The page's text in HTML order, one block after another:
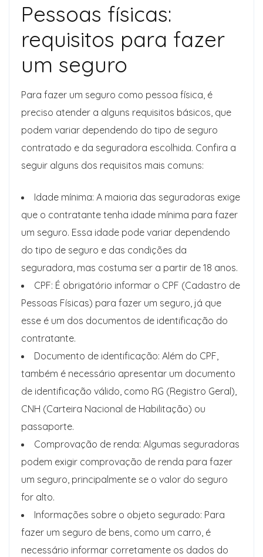
Pessoas físicas:
requisitos para fazer
um seguro
Para fazer um seguro como pessoa física, é
preciso atender a alguns requisitos básicos, que
podem variar dependendo do tipo de seguro
contratado e da seguradora escolhida. Confira a
seguir alguns dos requisitos mais comuns:
Idade mínima: A maioria das seguradoras exige
que o contratante tenha idade mínima para fazer
um seguro. Essa idade pode variar dependendo
do tipo de seguro e das condições da
seguradora, mas costuma ser a partir de 18 anos.
CPF: É obrigatório informar o CPF (Cadastro de
Pessoas Físicas) para fazer um seguro, já que
esse é um dos documentos de identificação do
contratante.
Documento de identificação: Além do CPF,
também é necessário apresentar um documento
de identificação válido, como RG (Registro Geral),
CNH (Carteira Nacional de Habilitação) ou
passaporte.
Comprovação de renda: Algumas seguradoras
podem exigir comprovação de renda para fazer
um seguro, principalmente se o valor do seguro
for alto.
Informações sobre o objeto segurado: Para
fazer um seguro de bens, como um carro, é
necessário informar corretamente os dados do